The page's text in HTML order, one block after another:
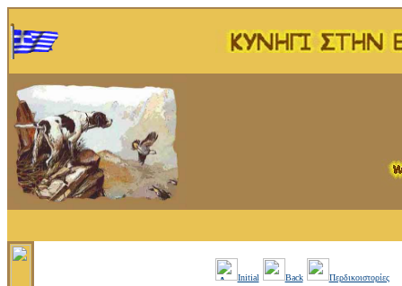
Initial Back Περδικοιστορίες